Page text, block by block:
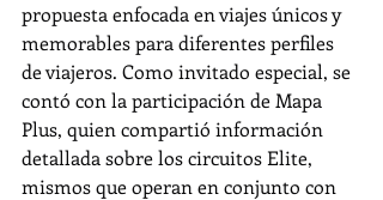
propuesta enfocada en viajes únicos y
memorables para diferentes perfiles
de viajeros. Como invitado especial, se
contó con la participación de Mapa
Plus, quien compartió información
detallada sobre los circuitos Elite,
mismos que operan en conjunto con